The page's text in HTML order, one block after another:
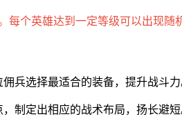
每个英雄达到一定等级可以出现随
兵选择最适合的装备，提升战斗力
制定出相应的战术布局，扬长避短